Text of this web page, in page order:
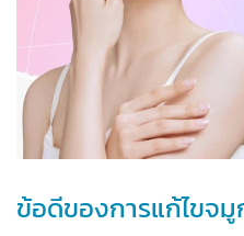
ข้อดีของการแก้ไขจ